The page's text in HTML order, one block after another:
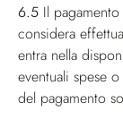
6.5 Il
considera
entra nella
eventuali spese
del pagamento